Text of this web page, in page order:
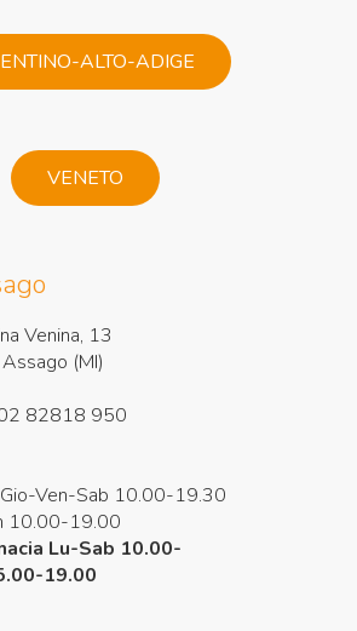
ALTO-ADIGE
VENETO
Venina, 13
(MI)
82818 950
Ven-Sab 10.00-19.30
10.00-19.00
Lu-Sab 10.00-
19.00